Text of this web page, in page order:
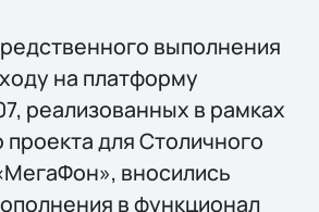
выполнения
на платформу
реализованных в рамках
для Столичного
вносились
в функционал